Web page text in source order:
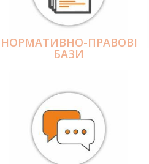
НОРМАТИВНО-ПРАВОВІ
БАЗИ